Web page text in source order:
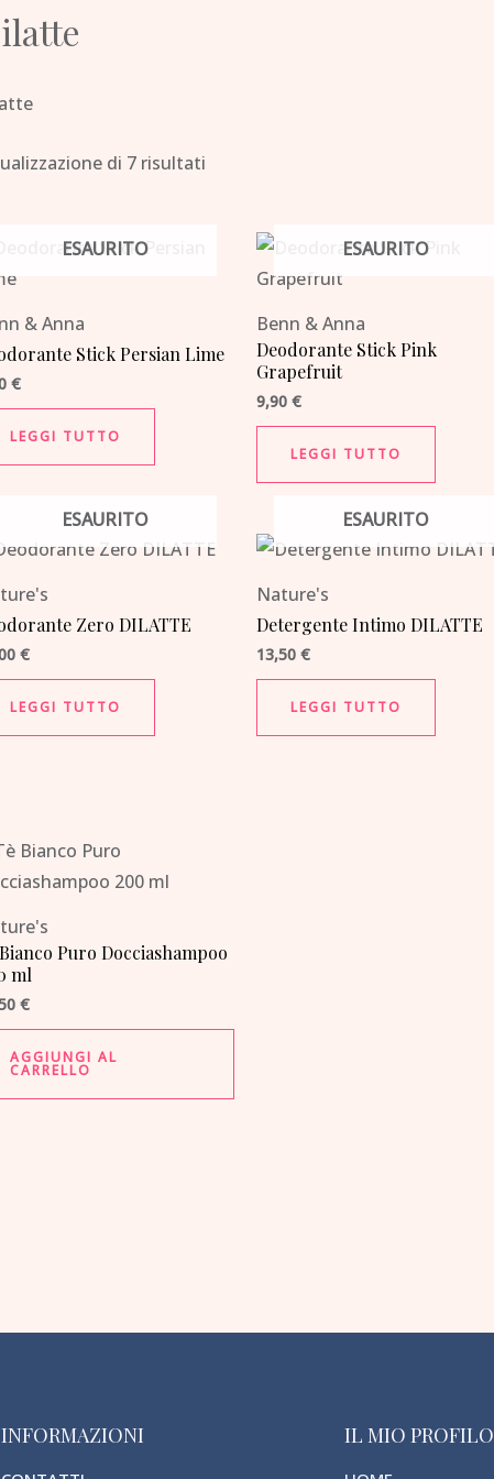
di 7 risultati
ESAURITO
& Anna
Stick Persian Lime
€
LEGGI TUTTO
ESAURITO
Benn & Anna
Deodorante Stick Pink
Grapefruit
9,90€
LEGGI TUTTO
ESAURITO
Zero DILATTE
€
LEGGI TUTTO
ESAURITO
Nature's
Detergente Intimo DILATTE
13,50€
LEGGI TUTTO
Puro Docciashampoo
ml
€
AGGIUNGI AL
CARRELLO
INFORMAZIONI IL MIO PROFILO